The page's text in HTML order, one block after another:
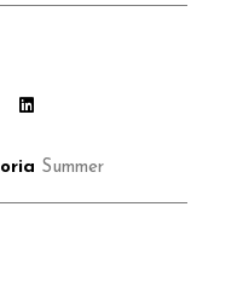
Summer